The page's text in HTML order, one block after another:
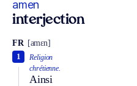
amen
interjection
FR [amɛn]
Religion
chrétienne.
Ainsi
1